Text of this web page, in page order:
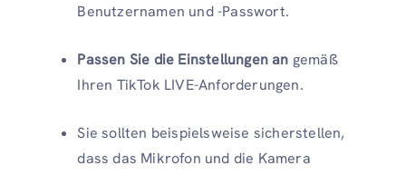
Benutzernamen und -Passwort.
Passen Sie die Einstellungen an gemäß
Ihren TikTok LIVE-Anforderungen.
Sie sollten beispielsweise sicherstellen,
dass das Mikrofon und die Kamera